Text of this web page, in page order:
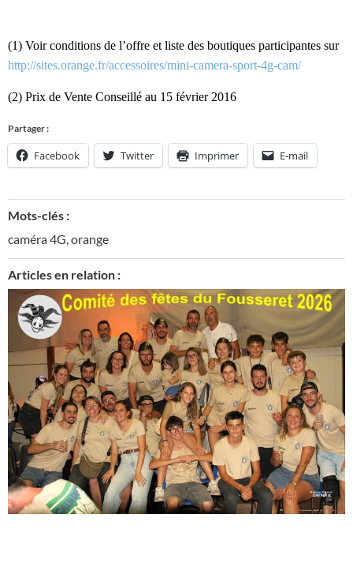
(1) Voir conditions de l’offre et liste des boutiques participantes sur
http://sites.orange.fr/accessoires/mini-camera-sport-4g-cam/
(2) Prix de Vente Conseillé au 15 février 2016
Partager :
Facebook Twitter Imprimer E-mail
Mots-clés :
caméra 4G,orange
Articles en relation :